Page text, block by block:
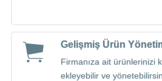
Gelişmiş Ürün
Firmanıza ait ürünlerinizi
ekleyebilir ve